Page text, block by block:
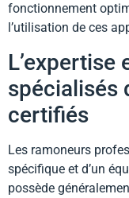
fonctionnement
l’utilisation de ces
L’expertise
spécialisés
certifiés
Les ramoneurs
spécifique et d’un
possède